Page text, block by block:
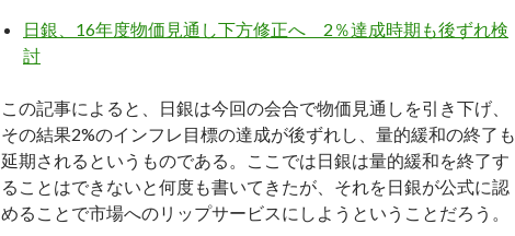
日銀、16年度物価見通し下方修正へ 2％達成時期も後ずれ検
討
この記事によると、日銀は今回の会合で物価見通しを引き下げ、
その結果2%のインフレ目標の達成が後ずれし、量的緩和の終了も
延期されるというものである。ここでは日銀は量的緩和を終了す
ることはできないと何度も書いてきたが、それを日銀が公式に認
めることで市場へのリップサービスにしようということだろう。